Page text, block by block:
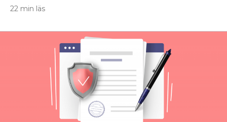
22 min läs